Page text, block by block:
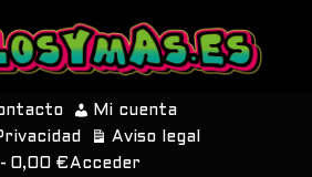
Mi cuenta
Aviso legal
0,00 € Acceder